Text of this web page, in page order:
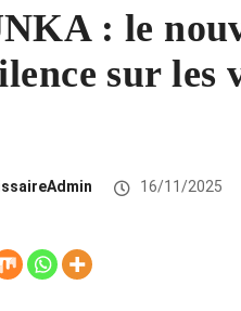
: le
sur les
16/11/2025